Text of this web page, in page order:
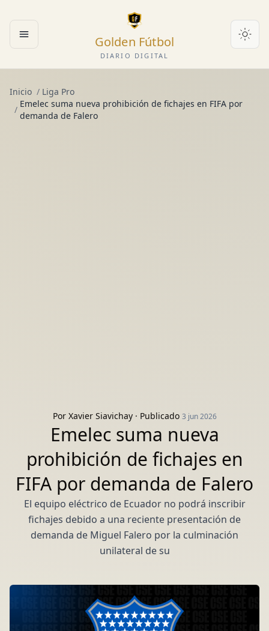
Abrir menú Golden Fútbol
DIARIO DIGITAL
Inicio / Liga Pro
/
Emelec suma nueva prohibición de fichajes en FIFA por
demanda de Falero
Por Xavier Siavichay· Publicado 3 jun 2026
Emelec suma nueva
prohibición de fichajes en
FIFA por demanda de Falero
El equipo eléctrico de Ecuador no podrá inscribir
fichajes debido a una reciente presentación de
demanda de Miguel Falero por la culminación
unilateral de su